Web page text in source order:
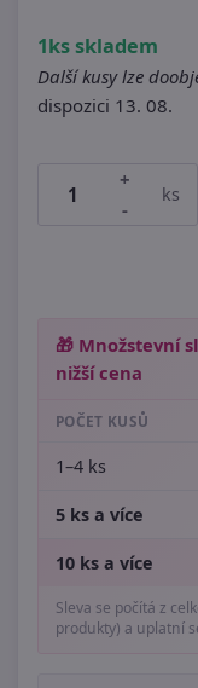
1ks skladem
Další kusy lze
dispozici 13. 08.
+
-
ks
🎁 Množstevní
nižší cena
POČET KUSŮ
1–4 ks
5 ks a více
10 ks a více
Sleva se počítá z
produkty) a uplatní